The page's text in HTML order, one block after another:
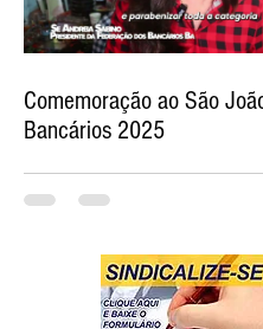
Comemoração ao São
Bancários 2025